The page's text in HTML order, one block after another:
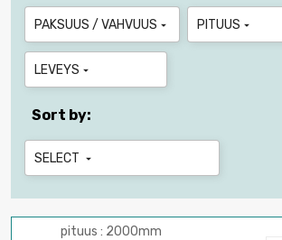
PAKSUUS / VAHVUUS  PITUUS 
LEVEYS 
Sort by:
SELECT 
pituus : 2000mm